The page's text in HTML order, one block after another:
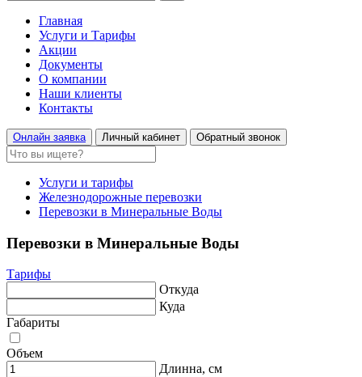
Главная
Услуги и Тарифы
Акции
Документы
О компании
Наши клиенты
Контакты
Онлайн заявка Личный кабинет Обратный звонок
Услуги и тарифы
Железнодорожные перевозки
Перевозки в Минеральные Воды
Перевозки в Минеральные Воды
Тарифы
Откуда
Куда
Габариты
Объем
Длинна, см